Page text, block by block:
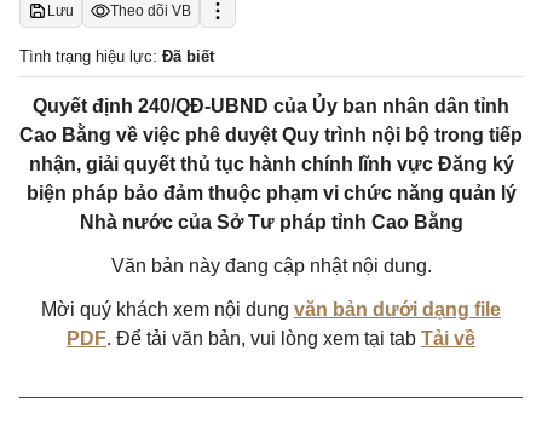
Lưu Theo dõi VB
Tình trạng hiệu lực: Đã biết
Quyết định 240/QĐ-UBND của Ủy ban nhân dân tỉnh
Cao Bằng về việc phê duyệt Quy trình nội bộ trong tiếp
nhận, giải quyết thủ tục hành chính lĩnh vực Đăng ký
biện pháp bảo đảm thuộc phạm vi chức năng quản lý
Nhà nước của Sở Tư pháp tỉnh Cao Bằng
Văn bản này đang cập nhật nội dung.
Mời quý khách xem nội dung văn bản dưới dạng file
PDF. Để tải văn bản, vui lòng xem tại tab Tải về